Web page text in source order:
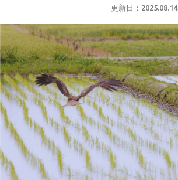
更新日： 2025.08.14